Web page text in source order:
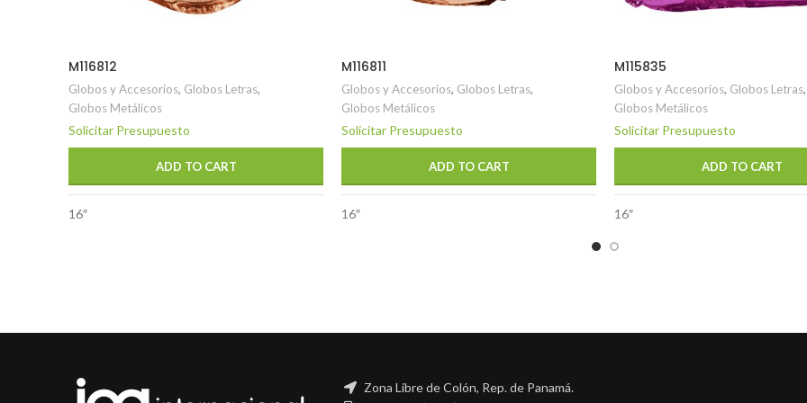
M116812
Globos y Accesorios, Globos Letras,
Globos Metálicos
Solicitar Presupuesto
ADD TO CART
16″
M116811
Globos y Accesorios, Globos Letras,
Globos Metálicos
Solicitar Presupuesto
ADD TO CART
16″
M115835
Globos y Accesorios, Globos Letras,
Globos Metálicos
Solicitar Presupuesto
ADD TO CART
16″
Zona Libre de Colón, Rep. de Panamá.